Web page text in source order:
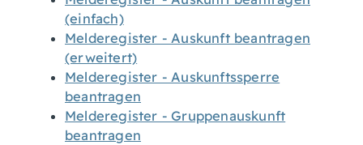
(einfach)
Melderegister - Auskunft beantragen
(erweitert)
Melderegister - Auskunftssperre
beantragen
Melderegister - Gruppenauskunft
beantragen